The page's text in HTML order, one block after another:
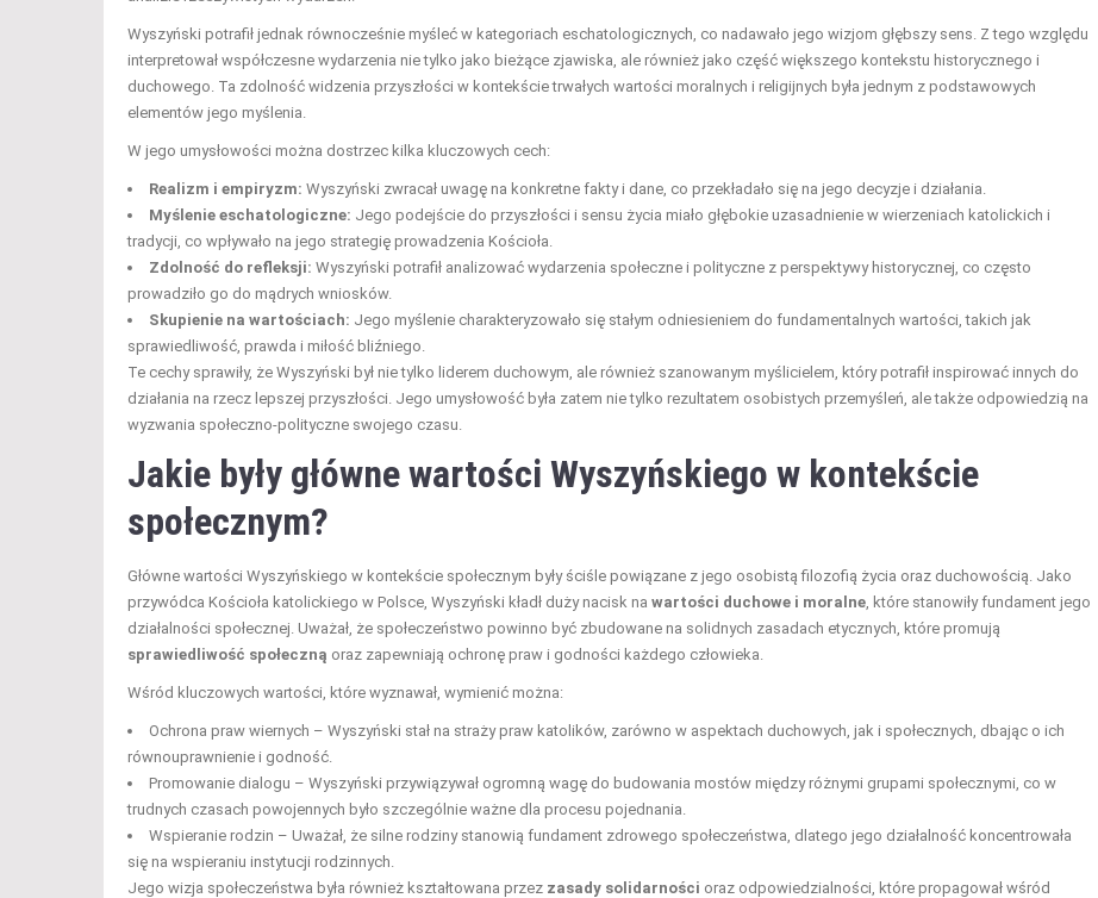
Wyszyński potrafił jednak równocześnie myśleć w kategoriach eschatologicznych, co nadawało jego wizjom głębszy sens. Z tego względu
interpretował współczesne wydarzenia nie tylko jako bieżące zjawiska, ale również jako część większego kontekstu historycznego i
duchowego. Ta zdolność widzenia przyszłości w kontekście trwałych wartości moralnych i religijnych była jednym z podstawowych
elementów jego myślenia.
W jego umysłowości można dostrzec kilka kluczowych cech:
Realizm i empiryzm: Wyszyński zwracał uwagę na konkretne fakty i dane, co przekładało się na jego decyzje i działania.
Myślenie eschatologiczne: Jego podejście do przyszłości i sensu życia miało głębokie uzasadnienie w wierzeniach katolickich i
tradycji, co wpływało na jego strategię prowadzenia Kościoła.
Zdolność do refleksji: Wyszyński potrafił analizować wydarzenia społeczne i polityczne z perspektywy historycznej, co często
prowadziło go do mądrych wniosków.
Skupienie na wartościach: Jego myślenie charakteryzowało się stałym odniesieniem do fundamentalnych wartości, takich jak
sprawiedliwość, prawda i miłość bliźniego.
Te cechy sprawiły, że Wyszyński był nie tylko liderem duchowym, ale również szanowanym myślicielem, który potrafił inspirować innych do
działania na rzecz lepszej przyszłości. Jego umysłowość była zatem nie tylko rezultatem osobistych przemyśleń, ale także odpowiedzią na
wyzwania społeczno-polityczne swojego czasu.
Jakie były główne wartości Wyszyńskiego w kontekście
społecznym?
Główne wartości Wyszyńskiego w kontekście społecznym były ściśle powiązane z jego osobistą filozofią życia oraz duchowością. Jako
przywódca Kościoła katolickiego w Polsce, Wyszyński kładł duży nacisk na wartości duchowe i moralne , które stanowiły fundament jego
działalności społecznej. Uważał, że społeczeństwo powinno być zbudowane na solidnych zasadach etycznych, które promują
sprawiedliwość społeczną oraz zapewniają ochronę praw i godności każdego człowieka.
Wśród kluczowych wartości, które wyznawał, wymienić można:
Ochrona praw wiernych – Wyszyński stał na straży praw katolików, zarówno w aspektach duchowych, jak i społecznych, dbając o ich
równouprawnienie i godność.
Promowanie dialogu – Wyszyński przywiązywał ogromną wagę do budowania mostów między różnymi grupami społecznymi, co w
trudnych czasach powojennych było szczególnie ważne dla procesu pojednania.
Wspieranie rodzin – Uważał, że silne rodziny stanowią fundament zdrowego społeczeństwa, dlatego jego działalność koncentrowała
się na wspieraniu instytucji rodzinnych.
Jego wizja społeczeństwa była również kształtowana przez zasady solidarności oraz odpowiedzialności, które propagował wśród